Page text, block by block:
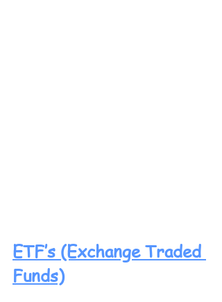
ETF’s (Exchange Traded
Funds)